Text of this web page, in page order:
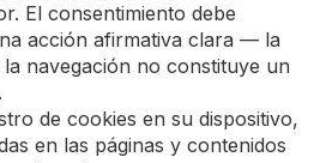
El consentimiento debe
acción afirmativa clara — la
navegación no constituye un
de cookies en su dispositivo,
en las páginas y contenidos